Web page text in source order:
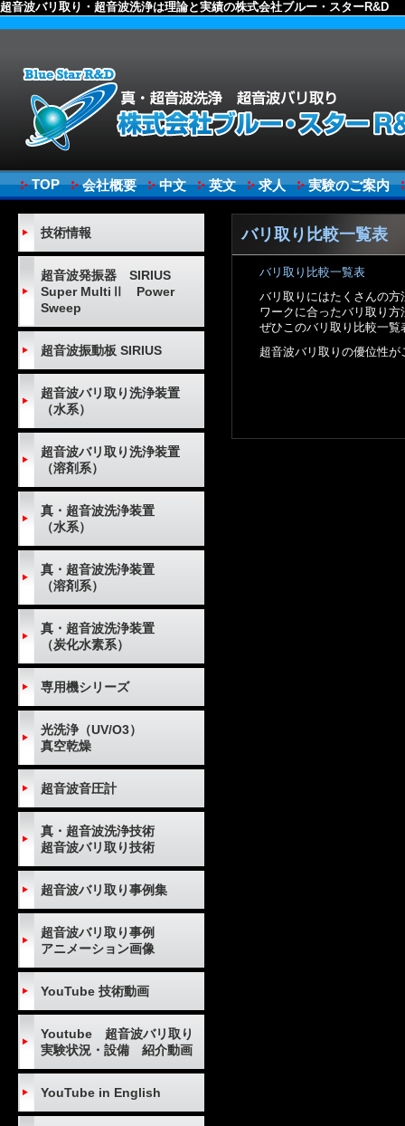
超音波バリ取り・超音波洗浄は理論と実績の株式会社ブルー・スターR&D
TOP 会社概要 中文 英文 求人 実験のご案内
技術情報
超音波発振器 SIRIUS
Super MultiⅡ Power
Sweep
超音波振動板 SIRIUS
超音波バリ取り洗浄装置
（水系）
超音波バリ取り洗浄装置
（溶剤系）
真・超音波洗浄装置
（水系）
真・超音波洗浄装置
（溶剤系）
真・超音波洗浄装置
（炭化水素系）
専用機シリーズ
光洗浄（UV/O3）
真空乾燥
超音波音圧計
真・超音波洗浄技術
超音波バリ取り技術
超音波バリ取り事例集
超音波バリ取り事例
アニメーション画像
YouTube 技術動画
Youtube 超音波バリ取り
実験状況・設備 紹介動画
YouTube in English
バリ取り比較一覧表
バリ取り比較一覧表
バリ取りにはたくさんの
ワークに合ったバリ取り
ぜひこのバリ取り比較一覧
超音波バリ取りの優位性